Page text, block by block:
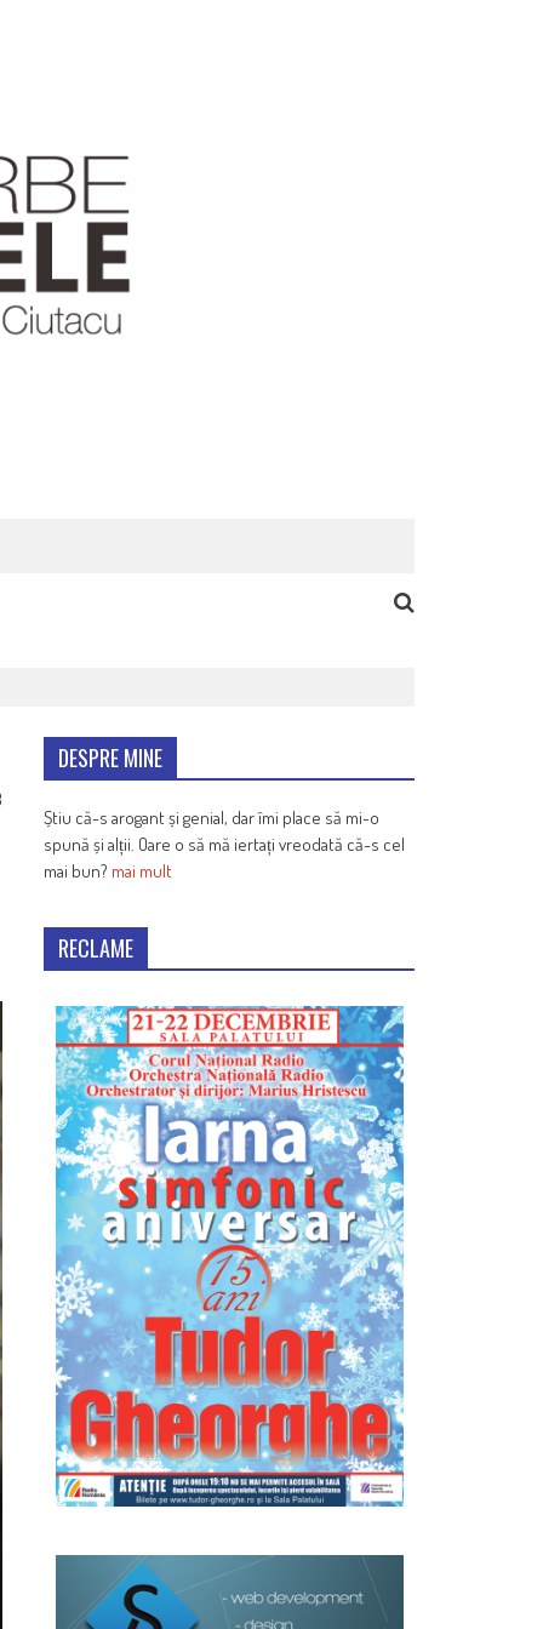
DESPRE MINE
Știu că-s arogant și genial, dar îmi place să mi-o
spună și alții. Oare o să mă iertați vreodată că-s cel
mai bun? mai mult
RECLAME